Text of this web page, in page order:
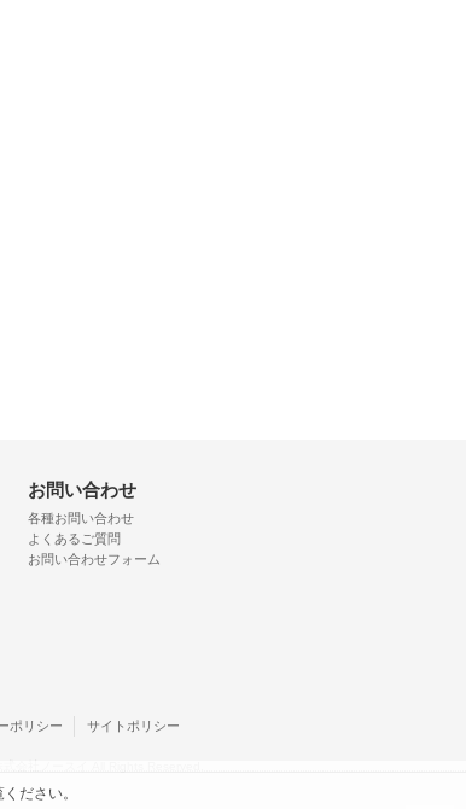
お問い合わせ
各種お問い合わせ
よくあるご質問
お問い合わせフォーム
ポリシー サイトポリシー
ださい。